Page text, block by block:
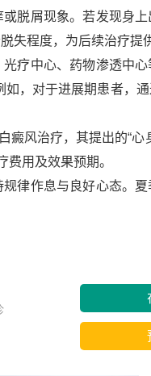
脱屑现象。若发现身上
失程度，为后续治疗提
疗中心、药物渗透中心
如，对于进展期患者，
癜风治疗，其提出的“心
用及效果预期。
律作息与良好心态。夏